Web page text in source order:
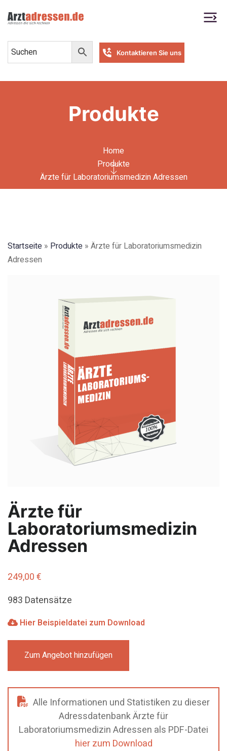
Kontaktieren Sie uns
Produkte
Home
Produkte
Ärzte für Laboratoriumsmedizin Adressen
Startseite » Produkte » Ärzte für Laboratoriumsmedizin
Adressen
Ärzte für
Laboratoriumsmedizin
Adressen
249,00€
983 Datensätze
Hier Beispieldatei zum Download
Zum Angebot hinzufügen
Alle Informationen und Statistiken zu dieser
Adressdatenbank Ärzte für
Laboratoriumsmedizin Adressen als PDF-Datei
hier zum Download